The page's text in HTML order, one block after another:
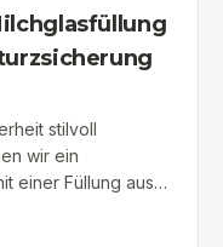
über die Treppe
Detaillösung:
die bestehende
wir
vorhandenen
für
stilvoll
wir ein
einer Füllung aus